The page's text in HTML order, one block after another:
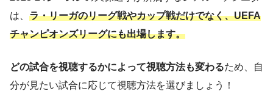
は、 ラ・リーガのリーグ戦やカップ戦だけでなく、UEFA
チャンピオンズリーグにも出場します。
どの試合を視聴するかによって視聴方法も変わるため、自
分が見たい試合に応じて視聴方法を選びましょう！